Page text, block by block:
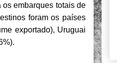
embarques totais de
foram os países
exportado), Uruguai